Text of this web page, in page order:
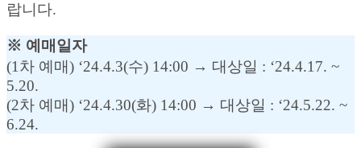
랍니다.
※ 예매일자
(1차 예매) ‘24.4.3(수) 14:00 → 대상일 : ‘24.4.17. ~
5.20.
(2차 예매) ‘24.4.30(화) 14:00 → 대상일 : ‘24.5.22. ~
6.24.